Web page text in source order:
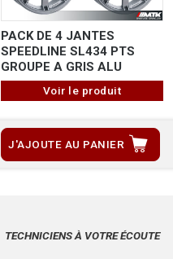
PACK DE 4 JANTES
SPEEDLINE SL434 PTS
GROUPE A GRIS ALU
Voir le produit
J'AJOUTE AU PANIER
TECHNICIENS À VOTRE ÉCOUTE